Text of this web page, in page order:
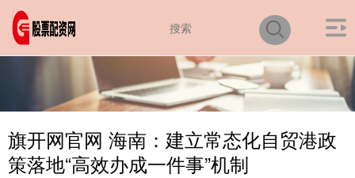
旗开网官网 海南：建立常态化自贸港政
策落地“高效办成一件事”机制